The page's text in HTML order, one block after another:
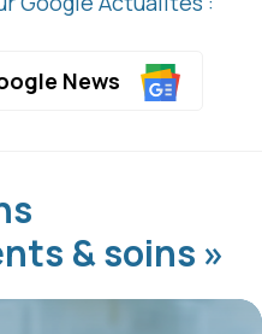
News
& soins »